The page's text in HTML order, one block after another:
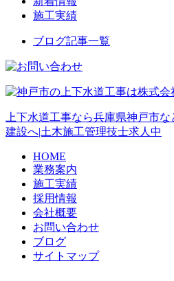
施工実績
ブログ記事一覧
上下水道工事なら兵庫県神戸市
建設へ|土木施工管理技士求人中
HOME
業務案内
施工実績
採用情報
会社概要
お問い合わせ
ブログ
サイトマップ